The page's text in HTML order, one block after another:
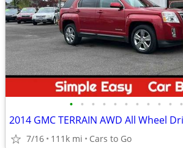
• • • • • • • • • • •
7/16 111k mi Cars to Go